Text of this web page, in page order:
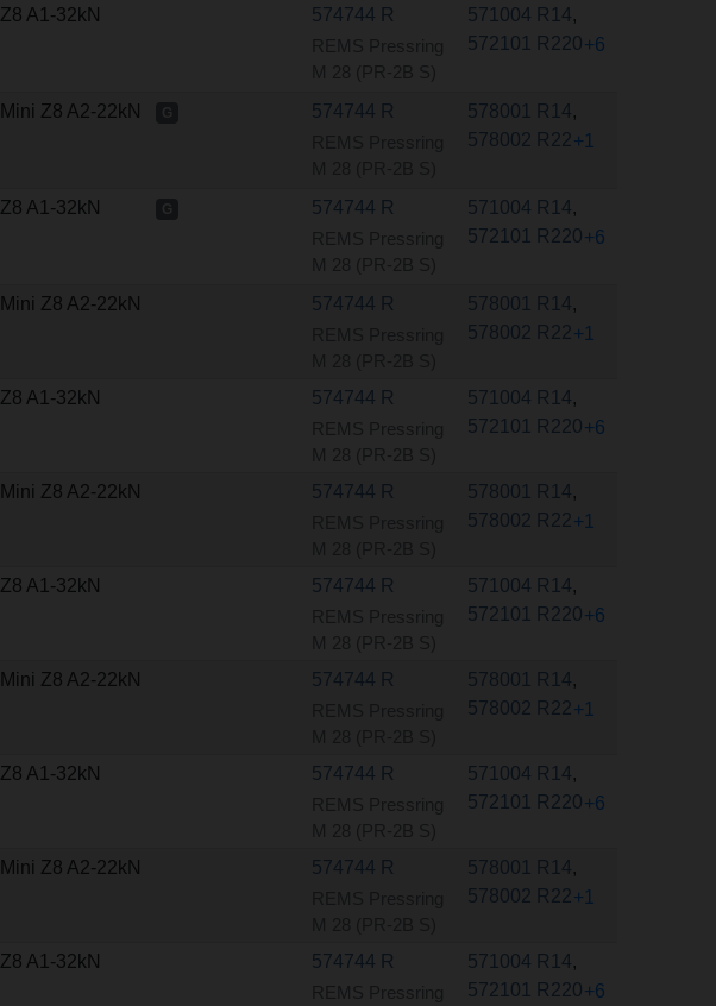
Z8 A1-32kN 574744 R 571004 R14,
572101 R220+6
Mini Z8 A2-22kN 574744 R 578001 R14,
578002 R22+1
Z8 A1-32kN 574744 R 571004 R14,
572101 R220+6
Mini Z8 A2-22kN 574744 R 578001 R14,
578002 R22+1
Z8 A1-32kN 574744 R 571004 R14,
572101 R220+6
Mini Z8 A2-22kN 574744 R 578001 R14,
578002 R22+1
Z8 A1-32kN 574744 R 571004 R14,
572101 R220+6
Mini Z8 A2-22kN 574744 R 578001 R14,
578002 R22+1
Z8 A1-32kN 574744 R 571004 R14,
572101 R220+6
Mini Z8 A2-22kN 574744 R 578001 R14,
578002 R22+1
Z8 A1-32kN 574744 R 571004 R14,
572101 R220+6